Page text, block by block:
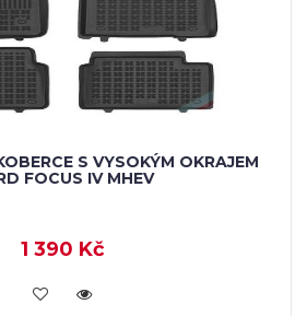
S VYSOKÝM OKRAJEM
FOCUS IV MHEV
1 390 Kč
DO KOŠÍKU